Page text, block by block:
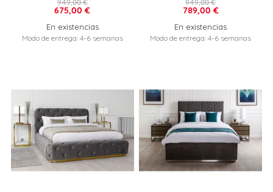
675,00 €
949,00 €
En existencias
Modo de entrega: 4-6 semanas
789,00 €
949,00 €
En existencias
Modo de entrega: 4-6 semanas